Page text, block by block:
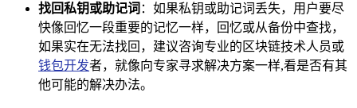
找回私钥或助记词 ：如果私钥或助记词丢失，用户要尽
快像回忆一段重要的记忆一样，回忆或从备份中查找，
如果实在无法找回，建议咨询专业的区块链技术人员或
钱包开发者，就像向专家寻求解决方案一样,看是否有其
他可能的解决办法。